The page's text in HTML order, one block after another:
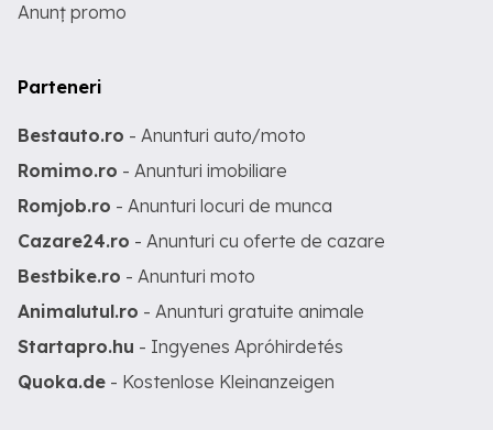
Anunț promo
Parteneri
Bestauto.ro - Anunturi auto/moto
Romimo.ro - Anunturi imobiliare
Romjob.ro - Anunturi locuri de munca
Cazare24.ro - Anunturi cu oferte de cazare
Bestbike.ro - Anunturi moto
Animalutul.ro - Anunturi gratuite animale
Startapro.hu - Ingyenes Apróhirdetés
Quoka.de - Kostenlose Kleinanzeigen